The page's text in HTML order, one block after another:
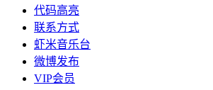
代码高亮
联系方式
虾米音乐台
微博发布
VIP会员